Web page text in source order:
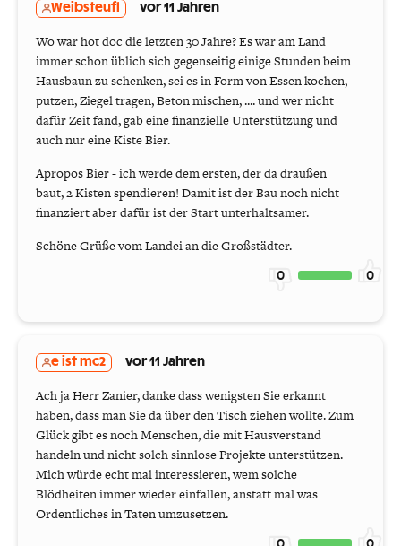
Weibsteufl vor 11 Jahren
Wo war hot doc die letzten 30 Jahre? Es war am Land
immer schon üblich sich gegenseitig einige Stunden beim
Hausbaun zu schenken, sei es in Form von Essen kochen,
putzen, Ziegel tragen, Beton mischen, .... und wer nicht
dafür Zeit fand, gab eine finanzielle Unterstützung und
auch nur eine Kiste Bier.
Apropos Bier - ich werde dem ersten, der da draußen
baut, 2 Kisten spendieren! Damit ist der Bau noch nicht
finanziert aber dafür ist der Start unterhaltsamer.
Schöne Grüße vom Landei an die Großstädter.
0 0
e ist mc2 vor 11 Jahren
Ach ja Herr Zanier, danke dass wenigsten Sie erkannt
haben, dass man Sie da über den Tisch ziehen wollte. Zum
Glück gibt es noch Menschen, die mit Hausverstand
handeln und nicht solch sinnlose Projekte unterstützen.
Mich würde echt mal interessieren, wem solche
Blödheiten immer wieder einfallen, anstatt mal was
Ordentliches in Taten umzusetzen.